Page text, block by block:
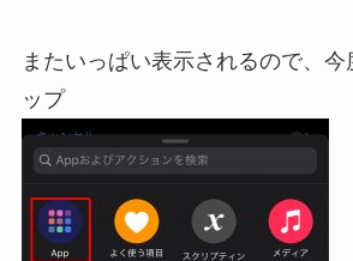
またいっぱい表示されるので、今
ップ